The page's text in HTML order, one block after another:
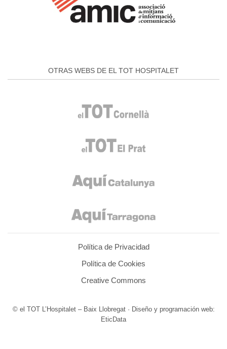
OTRAS WEBS DE EL TOT HOSPITALET
Política de Privacidad
Política de Cookies
Creative Commons
© el TOT L’Hospitalet – Baix Llobregat · Diseño y programación web:
EticData